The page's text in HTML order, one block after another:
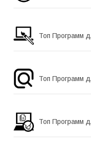
Топ Программ
Топ Программ
Топ Программ